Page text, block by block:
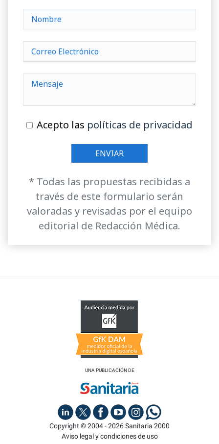
Acepto las políticas de privacidad
* Todas las propuestas recibidas a
través de este formulario serán
valoradas y revisadas por el equipo
editorial de Redacción Médica.
UNA PUBLICACIÓN DE
Copyright © 2004 - 2026 Sanitaria 2000
Aviso legal y condiciones de uso